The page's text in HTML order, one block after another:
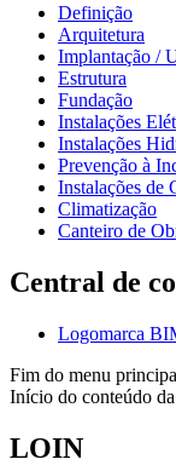
Definição
Arquitetura
Implantação /
Estrutura
Fundação
Instalações
Instalações
Prevenção à
Instalações de
Climatização
Canteiro de
Central de
Logomarca
Fim do menu
Início do conteúdo
LOIN